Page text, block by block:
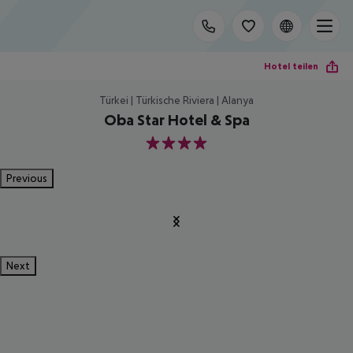
Hotel teilen
Türkei | Türkische Riviera | Alanya
Oba Star Hotel & Spa
4
Previous
Next